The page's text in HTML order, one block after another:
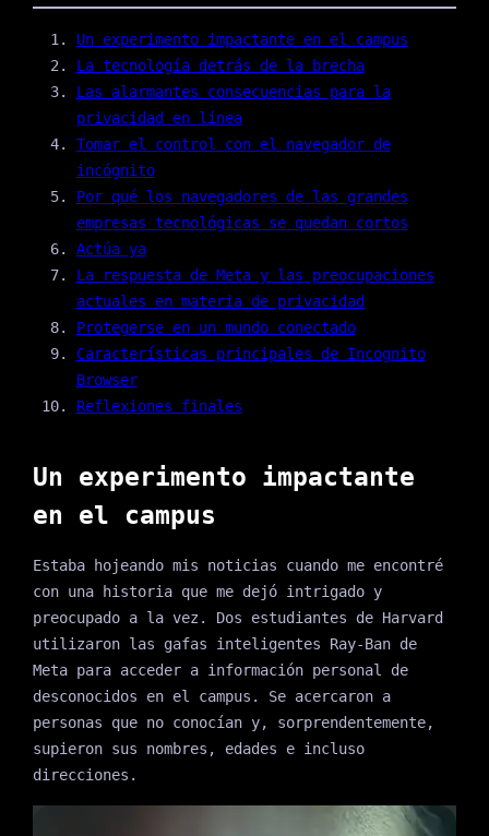
Un experimento impactante en el campus
La tecnología detrás de la brecha
Las alarmantes consecuencias para la
privacidad en línea
Tomar el control con el navegador de
incógnito
Por qué los navegadores de las grandes
empresas tecnológicas se quedan cortos
Actúa ya
La respuesta de Meta y las preocupaciones
actuales en materia de privacidad
Protegerse en un mundo conectado
Características principales de Incognito
Browser
Reflexiones finales
Un experimento impactante
en el campus
Estaba hojeando mis noticias cuando me encontré
con una historia que me dejó intrigado y
preocupado a la vez. Dos estudiantes de Harvard
utilizaron las gafas inteligentes Ray-Ban de
Meta para acceder a información personal de
desconocidos en el campus. Se acercaron a
personas que no conocían y, sorprendentemente,
supieron sus nombres, edades e incluso
direcciones.